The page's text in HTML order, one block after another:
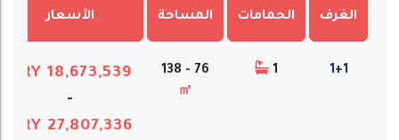
الغرف الحمامات المساحة الأسعار
1+1
1
76 - 138
㎡
TRY 18,673,539
-
TRY 27,807,336